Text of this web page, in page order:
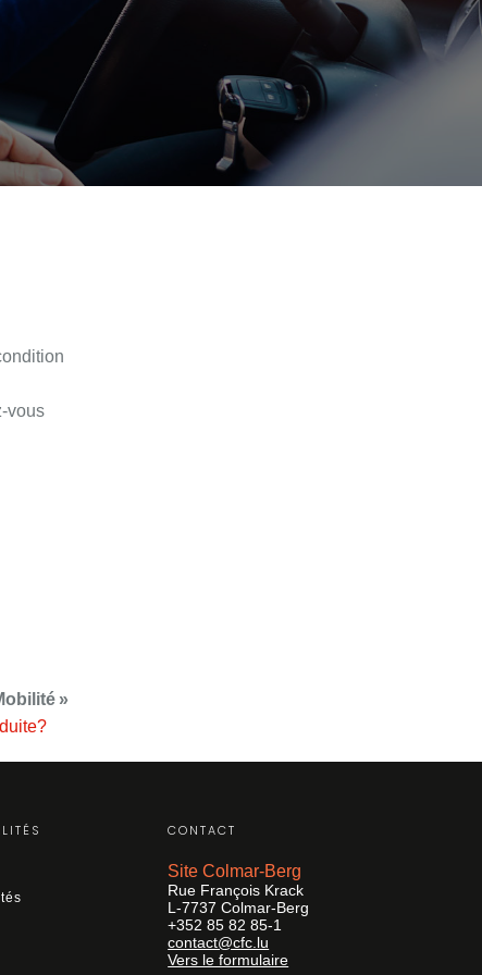
vous
»
CONTACT
Site Colmar-Berg
Rue François Krack
L-7737 Colmar-Berg
+352 85 82 85-1
contact@cfc.lu
Vers le formulaire